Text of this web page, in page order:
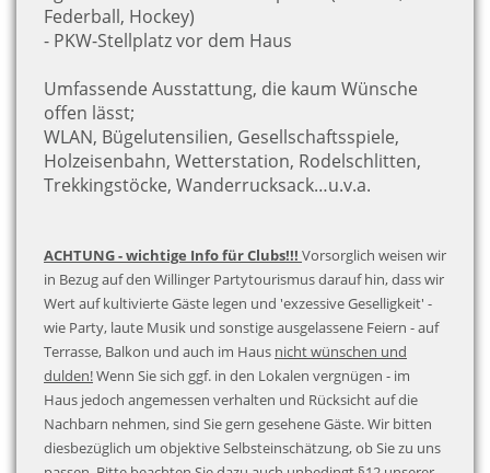
Federball, Hockey)
- PKW-Stellplatz vor dem Haus
Umfassende Ausstattung, die kaum Wünsche
offen lässt;
WLAN, Bügelutensilien, Gesellschaftsspiele,
Holzeisenbahn, Wetterstation, Rodelschlitten,
Trekkingstöcke, Wanderrucksack…u.v.a.
ACHTUNG - wichtige Info für Clubs!!! Vorsorglich weisen wir
in Bezug auf den Willinger Partytourismus darauf hin, dass wir
Wert auf kultivierte Gäste legen und 'exzessive Geselligkeit' -
wie Party, laute Musik und sonstige ausgelassene Feiern - auf
Terrasse, Balkon und auch im Haus nicht wünschen und
dulden!Wenn Sie sich ggf. in den Lokalen vergnügen - im
Haus jedoch angemessen verhalten und Rücksicht auf die
Nachbarn nehmen, sind Sie gern gesehene Gäste. Wir bitten
diesbezüglich um objektive Selbsteinschätzung, ob Sie zu uns